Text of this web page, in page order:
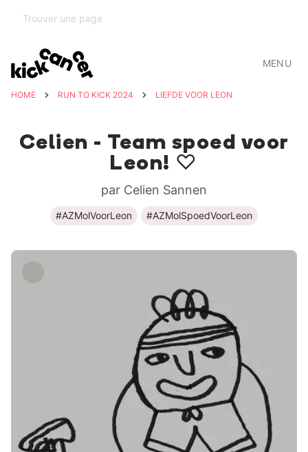
MENU
HOME RUN TO KICK 2024 LIEFDE VOOR LEON
Celien - Team spoed voor
Leon! ♡
par Celien Sannen
#AZMolVoorLeon #AZMolSpoedVoorLeon